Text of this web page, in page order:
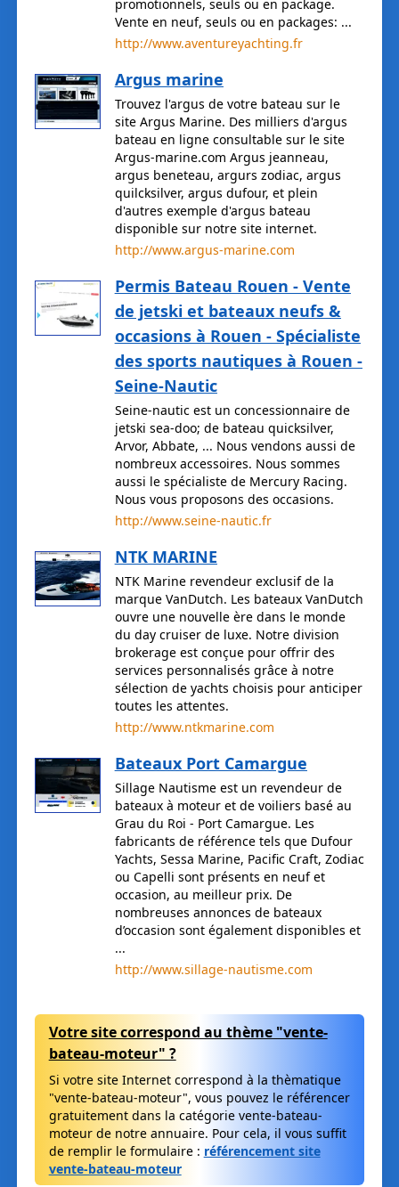
promotionnels, seuls ou en package.
Vente en neuf, seuls ou en packages: ...
http://www.aventureyachting.fr
Argus marine
Trouvez l'argus de votre bateau sur le
site Argus Marine. Des milliers d'argus
bateau en ligne consultable sur le site
Argus-marine.com Argus jeanneau,
argus beneteau, argurs zodiac, argus
quilcksilver, argus dufour, et plein
d'autres exemple d'argus bateau
disponible sur notre site internet.
http://www.argus-marine.com
Permis Bateau Rouen - Vente
de jetski et bateaux neufs &
occasions à Rouen - Spécialiste
des sports nautiques à Rouen -
Seine-Nautic
Seine-nautic est un concessionnaire de
jetski sea-doo; de bateau quicksilver,
Arvor, Abbate, ... Nous vendons aussi de
nombreux accessoires. Nous sommes
aussi le spécialiste de Mercury Racing.
Nous vous proposons des occasions.
http://www.seine-nautic.fr
NTK MARINE
NTK Marine revendeur exclusif de la
marque VanDutch. Les bateaux VanDutch
ouvre une nouvelle ère dans le monde
du day cruiser de luxe. Notre division
brokerage est conçue pour offrir des
services personnalisés grâce à notre
sélection de yachts choisis pour anticiper
toutes les attentes.
http://www.ntkmarine.com
Bateaux Port Camargue
Sillage Nautisme est un revendeur de
bateaux à moteur et de voiliers basé au
Grau du Roi - Port Camargue. Les
fabricants de référence tels que Dufour
Yachts, Sessa Marine, Pacific Craft, Zodiac
ou Capelli sont présents en neuf et
occasion, au meilleur prix. De
nombreuses annonces de bateaux
d’occasion sont également disponibles et
...
http://www.sillage-nautisme.com
Votre site correspond au thème "vente-
bateau-moteur" ?
Si votre site Internet correspond à la thèmatique
"vente-bateau-moteur", vous pouvez le référencer
gratuitement dans la catégorie vente-bateau-
moteur de notre annuaire. Pour cela, il vous suffit
de remplir le formulaire : référencement site
vente-bateau-moteur